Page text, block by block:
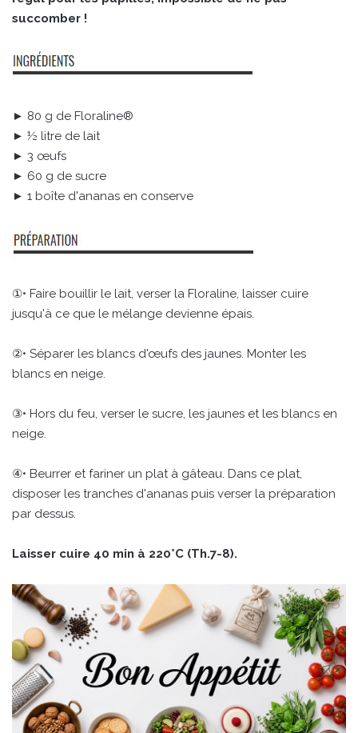
succomber !
► 80 g de Floraline®
► ½ litre de lait
► 3 œufs
► 60 g de sucre
► 1 boîte d'ananas en conserve
①• Faire bouillir le lait, verser la Floraline, laisser cuire
jusqu'à ce que le mélange devienne épais.
②• Séparer les blancs d'œufs des jaunes. Monter les
blancs en neige.
③• Hors du feu, verser le sucre, les jaunes et les blancs en
neige.
④• Beurrer et fariner un plat à gâteau. Dans ce plat,
disposer les tranches d'ananas puis verser la préparation
par dessus.
Laisser cuire 40 min à 220°C (Th.7-8).